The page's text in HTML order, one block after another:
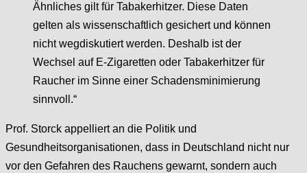
Ähnliches gilt für Tabakerhitzer. Diese Daten
gelten als wissenschaftlich gesichert und können
nicht wegdiskutiert werden. Deshalb ist der
Wechsel auf E-Zigaretten oder Tabakerhitzer für
Raucher im Sinne einer Schadensminimierung
sinnvoll.“
Prof. Storck appelliert an die Politik und
Gesundheitsorganisationen, dass in Deutschland nicht nur
vor den Gefahren des Rauchens gewarnt, sondern auch